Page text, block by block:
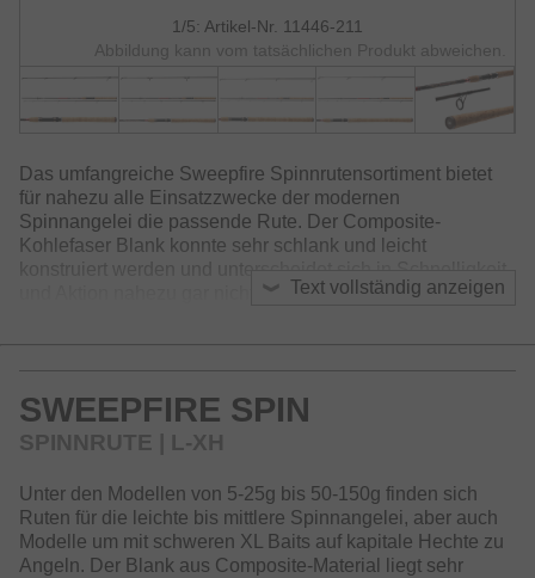
1/5: Artikel-Nr. 11446-211
Abbildung kann vom tatsächlichen Produkt abweichen.
Text vollständig anzeigen
Das umfangreiche Sweepfire Spinnrutensortiment bietet
für nahezu alle Einsatzzwecke der modernen
Spinnangelei die passende Rute. Der Composite-
Kohlefaser Blank konnte sehr schlank und leicht
und Aktion nahezu gar nicht von reinen Kohlefaserruten.
hervorragenden Preis-Leistungs-Verhältnis erhältlich.
SWEEPFIRE SPIN
SPINNRUTE | L-XH
Unter den Modellen von 5-25g bis 50-150g finden sich
Ruten für die leichte bis mittlere Spinnangelei, aber auch
Modelle um mit schweren XL Baits auf kapitale Hechte zu
Angeln. Der Blank aus Composite-Material liegt sehr